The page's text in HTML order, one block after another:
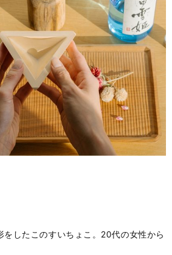
をしたこのすいちょこ。20代の女性から